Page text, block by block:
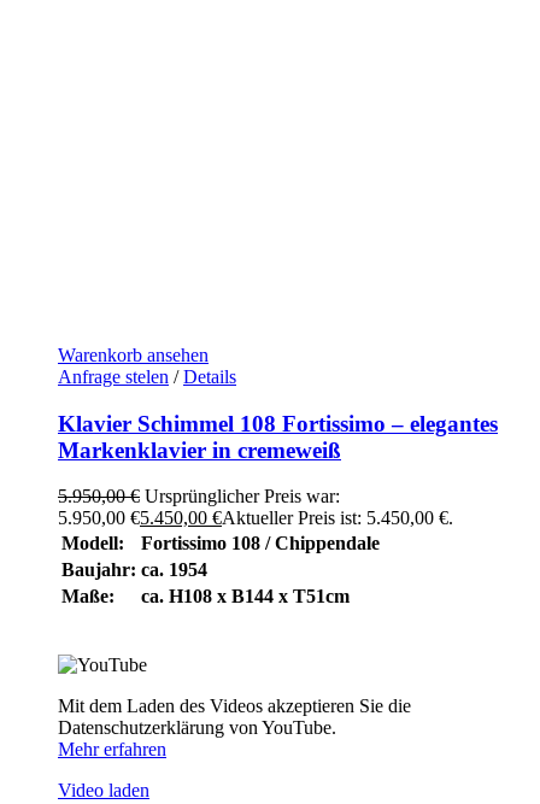
Warenkorb ansehen
Anfrage stelen / Details
Klavier Schimmel 108 Fortissimo – elegantes
Markenklavier in cremeweiß
5.950,00€ Ursprünglicher Preis war:
5.950,00 €5.450,00 €Aktueller Preis ist: 5.450,00 €.
Modell:
Fortissimo 108 / Chippendale
Baujahr: ca. 1954
Maße:
ca. H108 x B144 x T51cm
Mit dem Laden des Videos akzeptieren Sie die
Datenschutzerklärung von YouTube.
Mehr erfahren
Video laden